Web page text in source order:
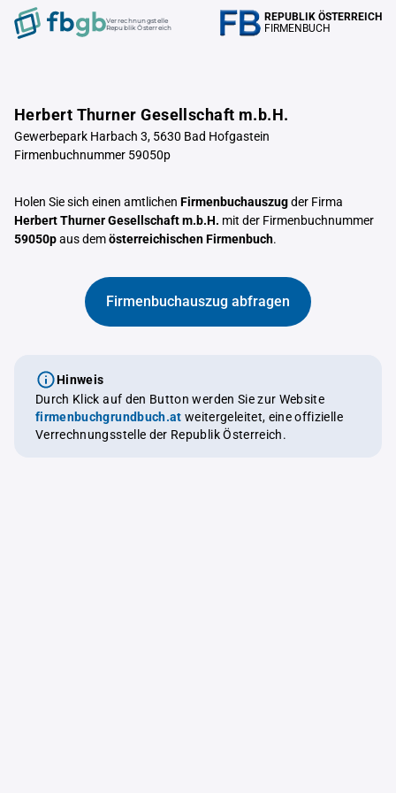
Verrechnungstelle
Republik Österreich
REPUBLIK ÖSTERREICH
FIRMENBUCH
Herbert Thurner Gesellschaft m.b.H.
Gewerbepark Harbach 3, 5630 Bad Hofgastein
Firmenbuchnummer 59050p
Holen Sie sich einen amtlichen Firmenbuchauszugder Firma
Herbert Thurner Gesellschaft m.b.H. mit der Firmenbuchnummer
59050paus demösterreichischen Firmenbuch.
Firmenbuchauszug abfragen
Hinweis
Durch Klick auf den Button werden Sie zur Website
firmenbuchgrundbuch.at weitergeleitet, eine offizielle
Verrechnungsstelle der Republik Österreich.